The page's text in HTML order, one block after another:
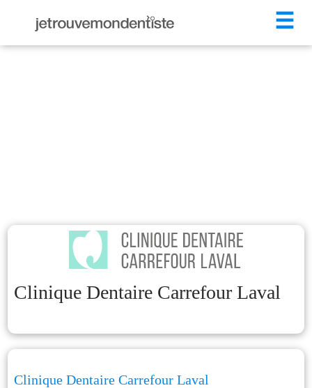
☰
Clinique Dentaire Carrefour Laval
Clinique Dentaire Carrefour Laval